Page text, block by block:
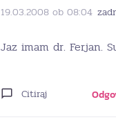
19.03.2008 ob 08:04
Jaz imam dr. Ferjan.
Citiraj